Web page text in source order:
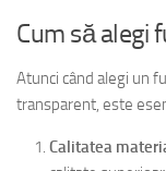
Cum să alegi
Atunci când alegi un
transparent, este
Calitatea